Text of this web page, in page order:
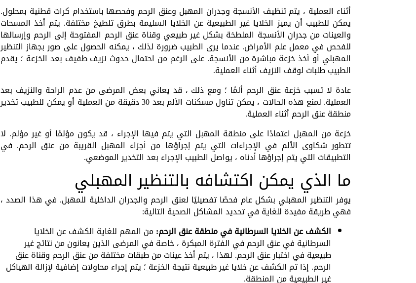
أثناء العملية ، يتم تنظيف الأنسجة وجدران المهبل وعنق الرحم وفحصها باستخدام كرات قطنية بمحلول.
يمكن للطبيب أن يميز الخلايا غير الطبيعية عن الخلايا السليمة بطرق تلطيخ مختلفة. يتم أخذ المسحات
والعينات من جدران الأنسجة الملطخة بشكل غير طبيعي وقناة عنق الرحم المفتوحة إلى الرحم وإرسالها
للفحص في معمل علم الأمراض. عندما يرى الطبيب ضرورة لذلك ، يمكنه الحصول على صور بجهاز التنظير
المهبلي أو أخذ خزعة مباشرة من الأنسجة. على الرغم من احتمال حدوث نزيف طفيف بعد الخزعة ؛ يقدم
الطبيب طلبات لوقف النزيف أثناء العملية.
عادة لا تسبب خزعة عنق الرحم ألمًا ؛ ومع ذلك ، قد يعاني بعض المرضى من عدم الراحة والنزيف بعد
العملية. لمنع هذه الحالات ، يمكن تناول مسكنات الألم بعد 30 دقيقة من العملية أو يمكن للطبيب تخدير
منطقة عنق الرحم أثناء العملية.
خزعة من المهبل اعتمادًا على منطقة المهبل التي يتم فيها الإجراء ، قد يكون مؤلمًا أو غير مؤلم. لا
تتطور شكاوى الألم في الإجراءات التي يتم إجراؤها من أجزاء المهبل القريبة من عنق الرحم. في
التطبيقات التي يتم إجراؤها أدناه ، يواصل الطبيب الإجراء بعد التخدير الموضعي.
ما الذي يمكن اكتشافه بالتنظير المهبلي
يوفر التنظير المهبلي بشكل عام فحصًا تفصيليًا لعنق الرحم والجدران الداخلية للمهبل. في هذا الصدد ،
فهي طريقة مفيدة للغاية في تحديد المشاكل الصحية التالية:
الكشف عن الخلايا السرطانية في منطقة عنق الرحم:من المهم للغاية الكشف عن الخلايا
السرطانية في عنق الرحم في الفترة المبكرة ، خاصة في المرضى الذين يعانون من نتائج غير
طبيعية في اختبار عنق الرحم. لهذا ، يتم أخذ عينات من طبقات مختلفة من عنق الرحم وقناة عنق
الرحم. إذا تم الكشف عن خلايا غير طبيعية نتيجة الخزعة ؛ يتم إجراء محاولات إضافية لإزالة الهياكل
غير الطبيعية من المنطقة.